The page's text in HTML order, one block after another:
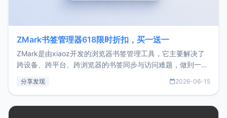
ZMark书签管理器618限时折扣，买一送一
ZMark是由xiaoz开发的浏览器书签管理工具，它主要解决了
跨设备、跨平台、跨浏览器的书签同步与访问难题，做到一处
用，让管理更高效。ZMark官网地址：
分享发现 2026-06-15